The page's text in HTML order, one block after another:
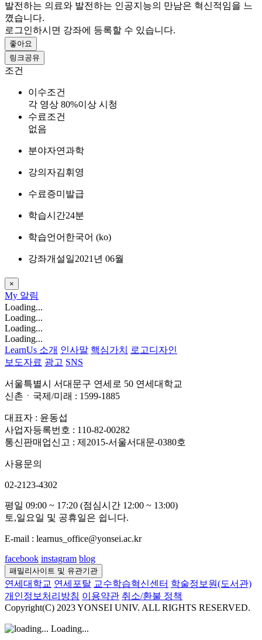
발전하는 의료와 발전하는 인공지능의 만남은 혁신적임을 느
꼈습니다.
로그인하시면 강좌에 등록할 수 있습니다.
좋아요
링크공유
조건
이수조건
각 영상 80%이상 시청
수료조건
없음
분야자연과학
강의자김휘영
수료증미발급
학습시간24분
학습언어 한국어 ‎(ko)‎
강좌개설일2021년 06월
×
My 알림
Loading...
Loading...
Loading...
Loading...
LearnUs 소개 인사말 핵심가치
로고디자인
보도자료 광고 SNS
서울특별시 서대문구 연세로 50 연세대학교
신촌ㆍ국제/미래 : 1599-1885
대표자 : 윤동섭
사업자등록번호 : 110-82-00282
통신판매업신고 : 제2015-서울서대문-0380호
사용문의
02-2123-4302
평일 09:00 ~ 17:20 (점심시간 12:00 ~ 13:00)
토,일요일 및 공휴일은 쉽니다.
E-mail : learnus_office@yonsei.ac.kr
facebook instagram blog
패밀리사이트 및 유관기관
연세대학교 연세포탈 교수학습혁신센터 학술정보원(도서관)
개인정보처리방침 이용약관 취소/환불 정책
Copyright(C) 2023 YONSEI UNIV. ALL RIGHTS RESERVED.
Loading...